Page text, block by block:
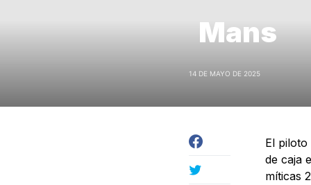
Mans
14 DE MAYO DE 2025
El
de caja
míticas